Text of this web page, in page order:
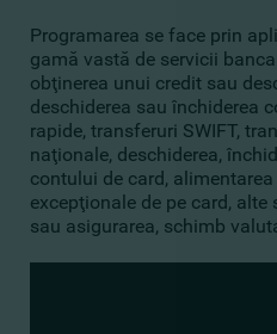
Programarea se face prin
gamă vastă de servicii
obţinerea unui credit sau
deschiderea sau închiderea
rapide, transferuri SWIFT,
naţionale, deschiderea,
contului de card, alimentarea
excepţionale de pe card,
sau asigurarea, schimb